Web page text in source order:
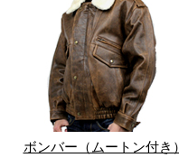
ボンバー（ムートン付き）